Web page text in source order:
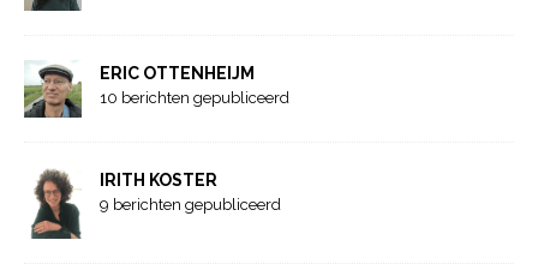
ERIC OTTENHEIJM
10 berichten gepubliceerd
IRITH KOSTER
9 berichten gepubliceerd